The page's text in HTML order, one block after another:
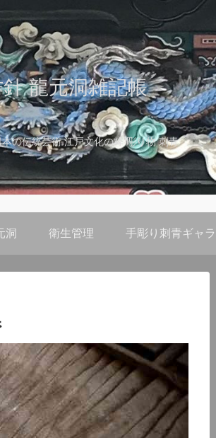
龍元洞雑記帳
の伝統芸術 江戸文化の粋 彫り物 刺青
洞 衛生管理 手彫り刺青ギャラ